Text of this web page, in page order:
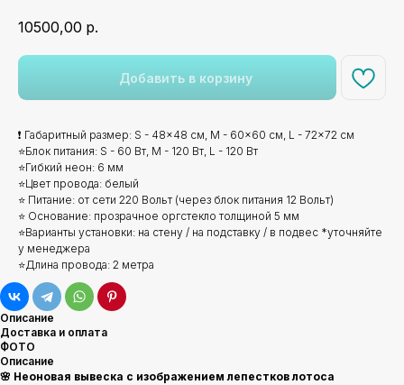
10500,00 р.
Добавить в корзину
❗ Габаритный размер: S - 48x48 см, M - 60x60 см, L - 72x72 см
⭐Блок питания: S - 60 Вт, M - 120 Вт, L - 120 Вт
⭐Гибкий неон: 6 мм
⭐Цвет провода: белый
⭐ Питание: от сети 220 Вольт (через блок питания 12 Вольт)
⭐ Основание: прозрачное оргстекло толщиной 5 мм
⭐Варианты установки: на стену / на подставку / в подвес *уточняйте
у менеджера
⭐Длина провода: 2 метра
Описание
Доставка и оплата
ФОТО
Описание
🌸 Неоновая вывеска с изображением лепестков лотоса